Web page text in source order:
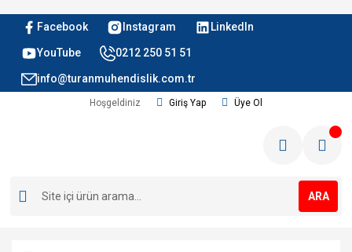
Facebook Instagram LinkedIn
YouTube 0212 250 51 51
info@turanmuhendislik.com.tr
Hoşgeldiniz Giriş Yap Üye Ol
ARA